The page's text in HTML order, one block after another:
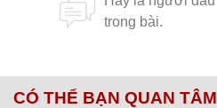
CÓ THỂ BẠN QUAN TÂM